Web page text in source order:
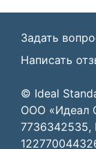
Задать
Написать
© Ideal
ООО «Идеал
7736342535,